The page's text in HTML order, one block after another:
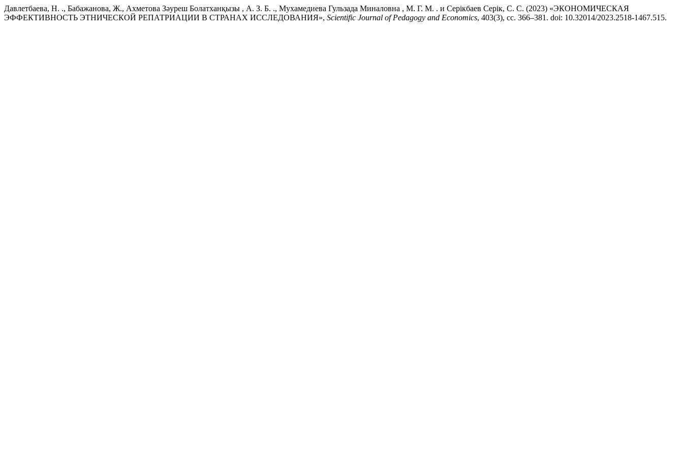
Давлетбаева, Н. ., Бабажанова, Ж., Ахметова Зәуреш Болатханқызы , А. З. Б. ., Мухамедиева Гульзада Миналовна , М. Г. М. . и Серікбаев Серік, С. С. (2023) «ЭКОНОМИЧЕСКАЯ
ЭФФЕКТИВНОСТЬ ЭТНИЧЕСКОЙ РЕПАТРИАЦИИ В СТРАНАХ ИССЛЕДОВАНИЯ», Scientific Journal of Pedagogy and Economics, 403(3), сс. 366–381. doi: 10.32014/2023.2518-1467.515.